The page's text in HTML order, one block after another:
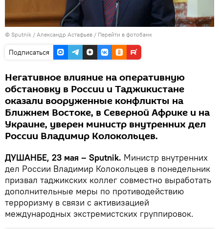
© Sputnik / Александр Астафьев / Перейти в фотобанк
Подписаться
Негативное влияние на оперативную
обстановку в России и Таджикистане
оказали вооруженные конфликты на
Ближнем Востоке, в Северной Африке и на
Украине, уверен министр внутренних дел
России Владимир Колокольцев.
ДУШАНБЕ, 23 мая – Sputnik. Министр внутренних
дел России Владимир Колокольцев в понедельник
призвал таджикских коллег совместно выработать
дополнительные меры по противодействию
терроризму в связи с активизацией
международных экстремистских группировок.